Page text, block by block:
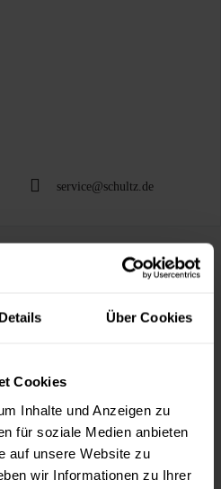
Details Über Cookies
Cookies
Inhalte und Anzeigen zu
für soziale Medien anbieten
auf unsere Website zu
wir Informationen zu Ihrer
service@schultz.de